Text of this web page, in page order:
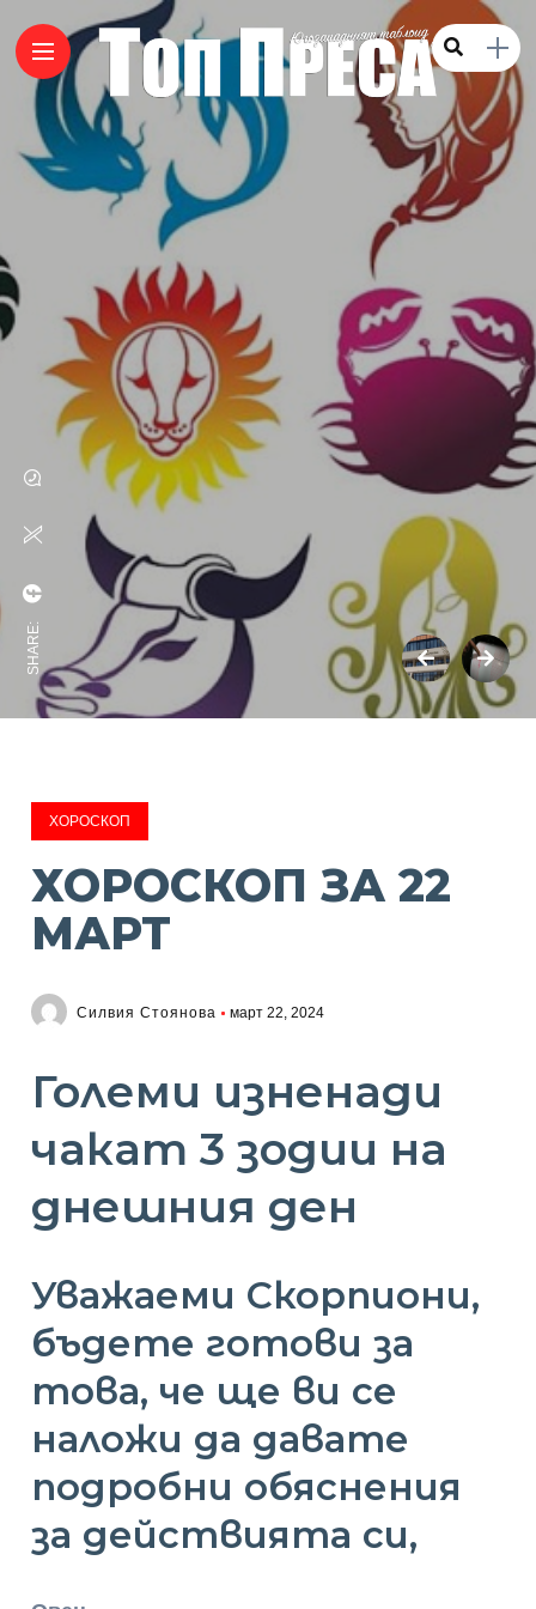
SHARE:
ХОРОСКОП
ХОРОСКОП ЗА 22
МАРТ
Силвия Стоянова март 22, 2024
Големи изненади
чакат 3 зодии на
днешния ден
Уважаеми Скорпиони,
бъдете готови за
това, че ще ви се
наложи да давате
подробни обяснения
за действията си,